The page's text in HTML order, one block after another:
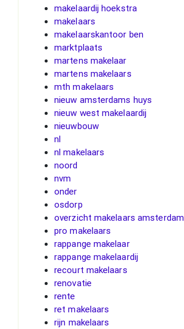
makelaardij hoekstra
makelaars
makelaarskantoor ben
marktplaats
martens makelaar
martens makelaars
mth makelaars
nieuw amsterdams huys
nieuw west makelaardij
nieuwbouw
nl
nl makelaars
noord
nvm
onder
osdorp
overzicht makelaars amsterdam
pro makelaars
rappange makelaar
rappange makelaardij
recourt makelaars
renovatie
rente
ret makelaars
rijn makelaars